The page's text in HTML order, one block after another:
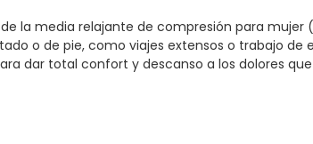
la media relajante de compresión para
o de pie, como viajes extensos o trabajo
dar total confort y descanso a los dolores